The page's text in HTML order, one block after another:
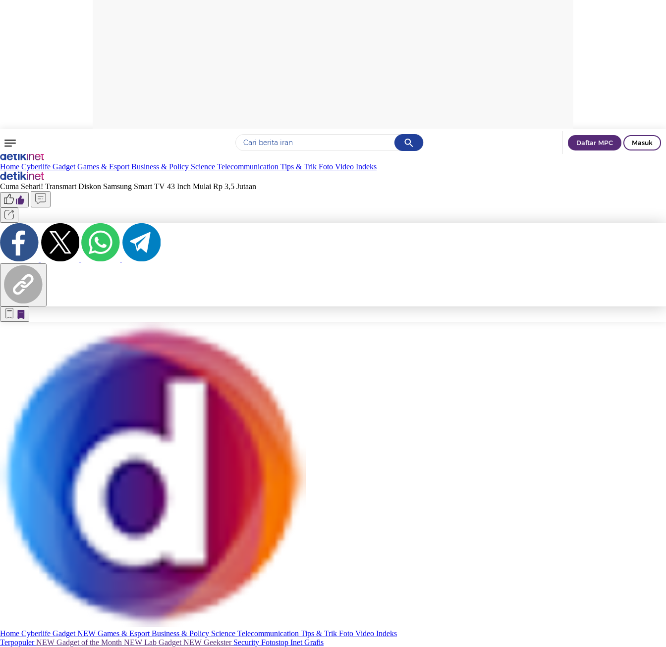
Cancel
Yang sedang ramai dicari
#1
Terakhir yang dicari
Daftar MPC Masuk
Home Cyberlife Gadget Games & Esport Business & Policy Science Telecommunication Tips & Trik Foto Video Indeks
Cuma Sehari! Transmart Diskon Samsung Smart TV 43 Inch Mulai Rp 3,5 Jutaan
Home Cyberlife Gadget NEW Games & Esport Business & Policy Science Telecommunication Tips & Trik Foto Video Indeks
TerpopulerNEW Gadget of the Month NEW Lab Gadget NEW Geekster Security Fotostop Inet Grafis